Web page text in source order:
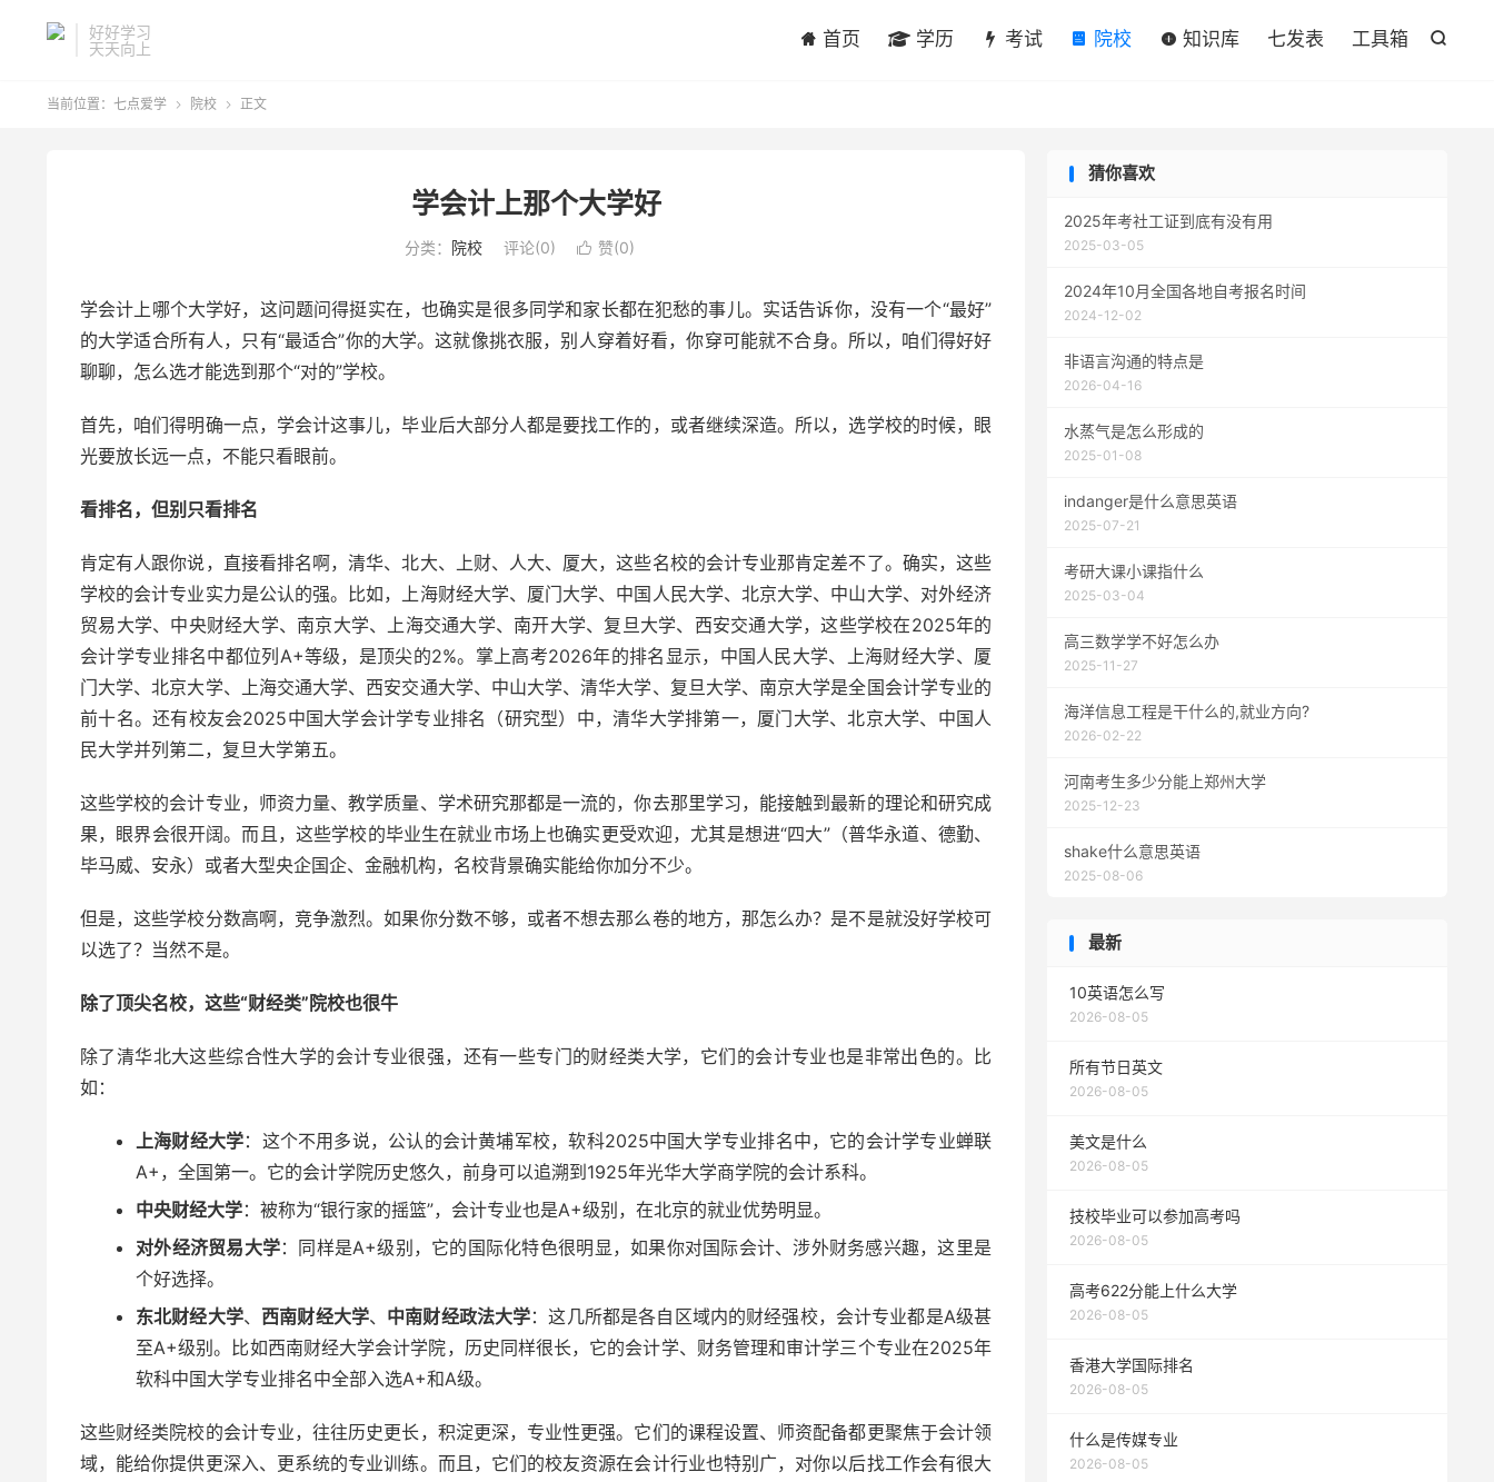
好好学习
天天向上

首页 学历 考试 院校 知识库 七发表 工具箱
当前位置： 七点爱学  院校  正文
学会计上那个大学好
分类： 院校 评论(0)  赞(0)
学会计上哪个大学好，这问题问得挺实在，也确实是很多同学和家长都在犯愁的事儿。实话告诉你，没有一个“最好”
的大学适合所有人，只有“最适合”你的大学。这就像挑衣服，别人穿着好看，你穿可能就不合身。所以，咱们得好好
聊聊，怎么选才能选到那个“对的”学校。
首先，咱们得明确一点，学会计这事儿，毕业后大部分人都是要找工作的，或者继续深造。所以，选学校的时候，眼
光要放长远一点，不能只看眼前。
看排名，但别只看排名
肯定有人跟你说，直接看排名啊，清华、北大、上财、人大、厦大，这些名校的会计专业那肯定差不了。确实，这些
学校的会计专业实力是公认的强。比如，上海财经大学、厦门大学、中国人民大学、北京大学、中山大学、对外经济
贸易大学、中央财经大学、南京大学、上海交通大学、南开大学、复旦大学、西安交通大学，这些学校在2025年的
会计学专业排名中都位列A+等级，是顶尖的2%。掌上高考2026年的排名显示，中国人民大学、上海财经大学、厦
门大学、北京大学、上海交通大学、西安交通大学、中山大学、清华大学、复旦大学、南京大学是全国会计学专业的
前十名。还有校友会2025中国大学会计学专业排名（研究型）中，清华大学排第一，厦门大学、北京大学、中国人
民大学并列第二，复旦大学第五。
这些学校的会计专业，师资力量、教学质量、学术研究那都是一流的，你去那里学习，能接触到最新的理论和研究成
果，眼界会很开阔。而且，这些学校的毕业生在就业市场上也确实更受欢迎，尤其是想进“四大”（普华永道、德勤、
毕马威、安永）或者大型央企国企、金融机构，名校背景确实能给你加分不少。
但是，这些学校分数高啊，竞争激烈。如果你分数不够，或者不想去那么卷的地方，那怎么办？是不是就没好学校可
以选了？当然不是。
除了顶尖名校，这些“财经类”院校也很牛
除了清华北大这些综合性大学的会计专业很强，还有一些专门的财经类大学，它们的会计专业也是非常出色的。比
如：
上海财经大学：这个不用多说，公认的会计黄埔军校，软科2025中国大学专业排名中，它的会计学专业蝉联
A+，全国第一。它的会计学院历史悠久，前身可以追溯到1925年光华大学商学院的会计系科。
中央财经大学：被称为“银行家的摇篮”，会计专业也是A+级别，在北京的就业优势明显。
对外经济贸易大学：同样是A+级别，它的国际化特色很明显，如果你对国际会计、涉外财务感兴趣，这里是
个好选择。
东北财经大学、 西南财经大学、 中南财经政法大学：这几所都是各自区域内的财经强校，会计专业都是A级甚
至A+级别。比如西南财经大学会计学院，历史同样很长，它的会计学、财务管理和审计学三个专业在2025年
软科中国大学专业排名中全部入选A+和A级。
这些财经类院校的会计专业，往往历史更长，积淀更深，专业性更强。它们的课程设置、师资配备都更聚焦于会计领
域，能给你提供更深入、更系统的专业训练。而且，它们的校友资源在会计行业也特别广，对你以后找工作会有很大
猜你喜欢
2025年考社工证到底有没有用
2025-03-05
2024年10月全国各地自考报名时间
2024-12-02
非语言沟通的特点是
2026-04-16
水蒸气是怎么形成的
2025-01-08
indanger是什么意思英语
2025-07-21
考研大课小课指什么
2025-03-04
高三数学学不好怎么办
2025-11-27
海洋信息工程是干什么的,就业方向?
2026-02-22
河南考生多少分能上郑州大学
2025-12-23
shake什么意思英语
2025-08-06
最新
10英语怎么写
2026-08-05
所有节日英文
2026-08-05
美文是什么
2026-08-05
技校毕业可以参加高考吗
2026-08-05
高考622分能上什么大学
2026-08-05
香港大学国际排名
2026-08-05
什么是传媒专业
2026-08-05